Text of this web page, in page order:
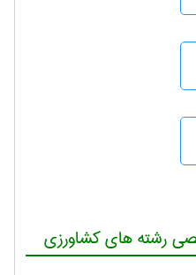
رشته های کشاورزی